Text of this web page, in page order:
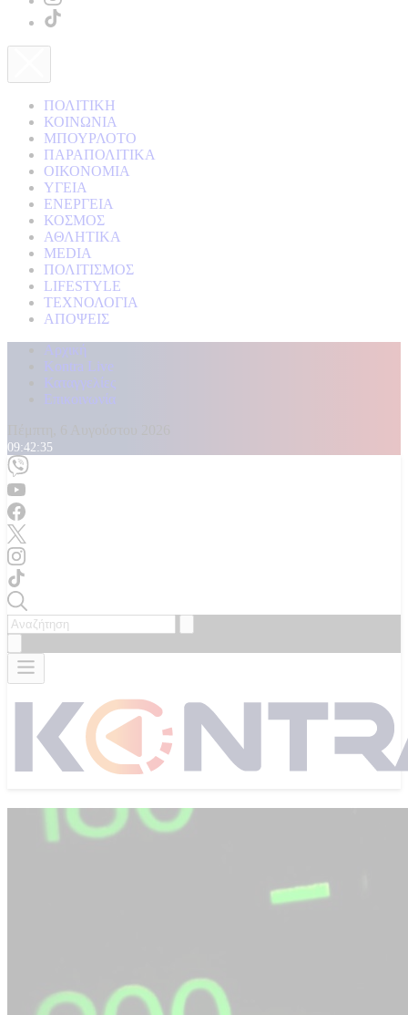
ΠΟΛΙΤΙΚΗ
ΚΟΙΝΩΝΙΑ
ΜΠΟΥΡΛΟΤΟ
ΠΑΡΑΠΟΛΙΤΙΚΑ
ΟΙΚΟΝΟΜΙΑ
ΥΓΕΙΑ
ΕΝΕΡΓΕΙΑ
ΚΟΣΜΟΣ
ΑΘΛΗΤΙΚΑ
MEDIA
ΠΟΛΙΤΙΣΜΟΣ
LIFESTYLE
ΤΕΧΝΟΛΟΓΙΑ
ΑΠΟΨΕΙΣ
Αρχική
Kontra Live
Καταγγελίες
Επικοινωνία
09:42:37